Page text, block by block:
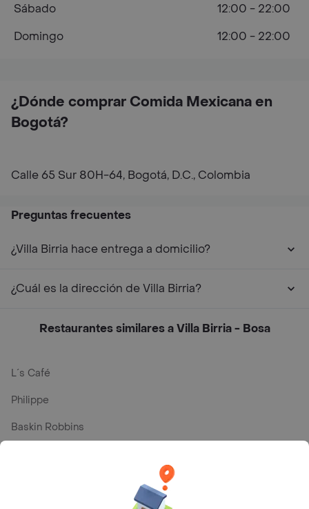
¿Dónde comprar Comida Mexicana en
Bogotá?
Calle 65 Sur 80H-64, Bogotá, D.C., Colombia
Sábado
12:00 - 22:00
Domingo
12:00 - 22:00
Preguntas frecuentes
¿Villa Birria hace entrega a domicilio?
¿Cuál es la dirección de Villa Birria?
Restaurantes similares a Villa Birria - Bosa
L´s Café
Philippe
Baskin Robbins